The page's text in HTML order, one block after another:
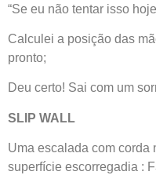
“Se eu não tentar isso
Calculei a posição das
pronto;
Deu certo! Sai com um
SLIP WALL
Uma escalada com corda
superfície escorregadia :